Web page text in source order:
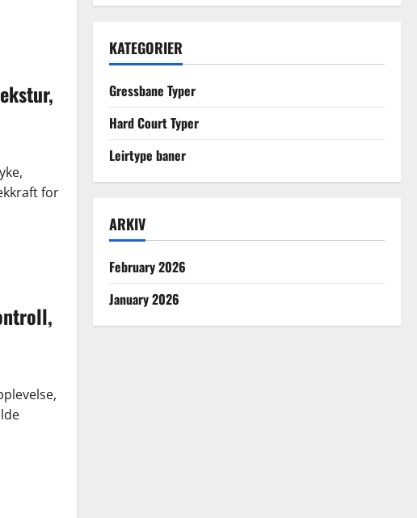
for
KATEGORIER
Gressbane Typer
Hard Court Typer
Leirtype baner
ARKIV
February 2026
January 2026